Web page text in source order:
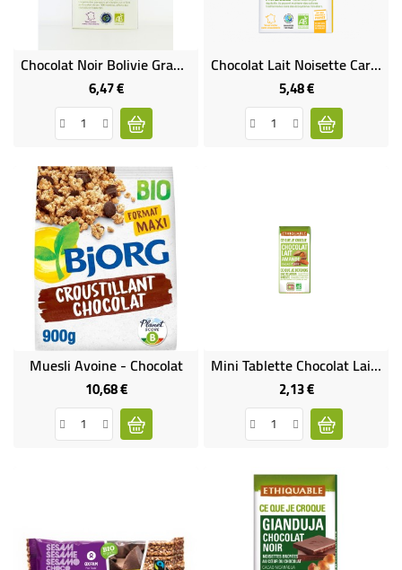
Chocolat Noir Bolivie Grand Cru Alto Beni 95 % Bio & Équitable
6,47 €Prix
Chocolat Lait Noisette Caramel Beurre Salé Bio & Équitable
5,48 €Prix
Muesli Avoine - Chocolat
10,68 €Prix
Mini Tablette Chocolat Lait Amande Bio & Équitable
2,13 €Prix